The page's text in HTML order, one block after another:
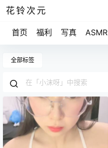
花铃次元
首页 福利 写真 ASMR
全部标签